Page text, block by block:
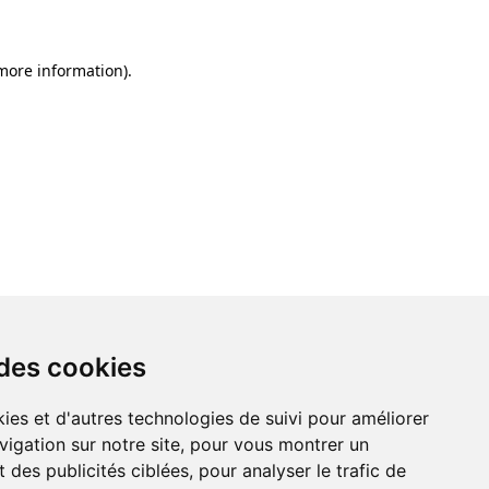
cookies
et d'autres technologies de suivi pour améliorer
sur notre site, pour vous montrer un
des publicités ciblées, pour analyser le trafic de
information).